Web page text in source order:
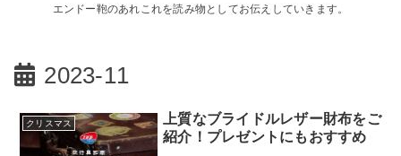
泊数から探す
エンドー鞄のあれこれを読み物としてお伝えしていきます。
2023-11
クリスマス
上質なブライドルレザー財布をご
紹介！プレゼントにもおすすめ